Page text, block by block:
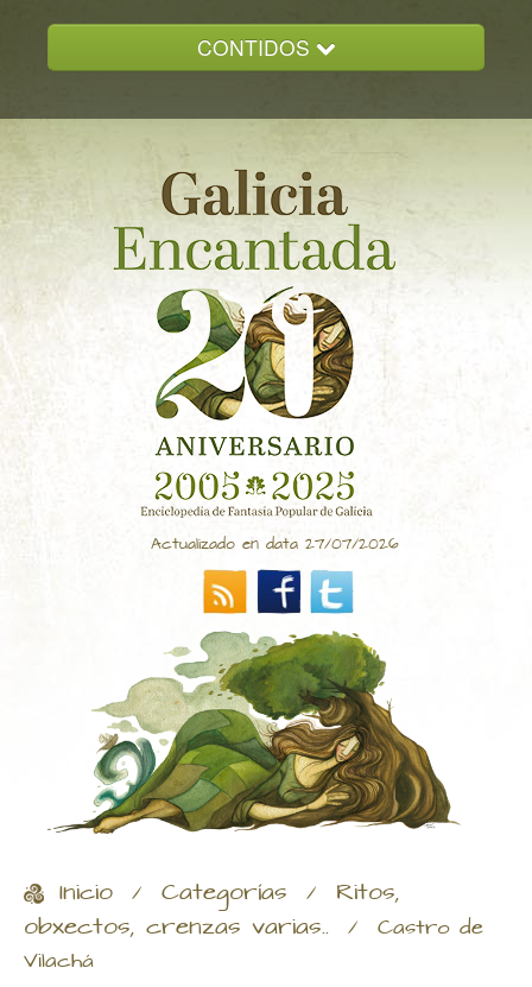
CONTIDOS
GALICIA ENCANTADA
DOCUMENTACION
NOVAS
CONTACTO
Actualizado en data 27/07/2026
Inicio / Categorías / Ritos,
obxectos, crenzas varias.. / Castro de
Vilachá